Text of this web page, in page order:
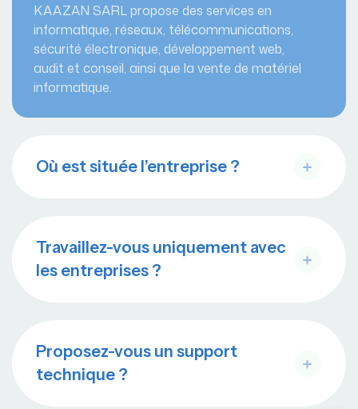
KAAZAN SARL propose des services en
informatique, réseaux, télécommunications,
sécurité électronique, développement web,
audit et conseil, ainsi que la vente de matériel
informatique.
Où est située l’entreprise ?
Travaillez-vous uniquement avec
les entreprises ?
Proposez-vous un support
technique ?